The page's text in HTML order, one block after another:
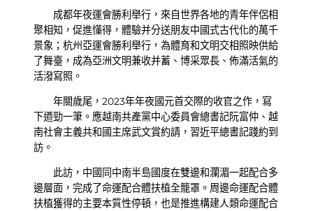
成都年夜運會勝利舉行，來自世界各地的青年伴侶相
聚相知，促進懂得，體驗并分送朋友中國式古代化的萬千
景象；杭州亞運會勝利舉行，為體育和文明交相照映供給
了舞臺，成為亞洲文明兼收并蓄、博采眾長、佈滿活氣的
活潑寫照。
年關歲尾，2023年年夜國元首交際的收官之作，寫
下遒勁一筆。應越南共產黨中心委員會總書記阮富仲、越
南社會主義共和國主席武文賞約請，習近平總書記踐約到
訪。
此訪，中國同中南半島國度在雙邊和瀾湄一起配合多
邊層面，完成了命運配合體扶植全籠罩。周邊命運配合體
扶植獲得的主要本質性停頓，也是推進構建人類命運配合